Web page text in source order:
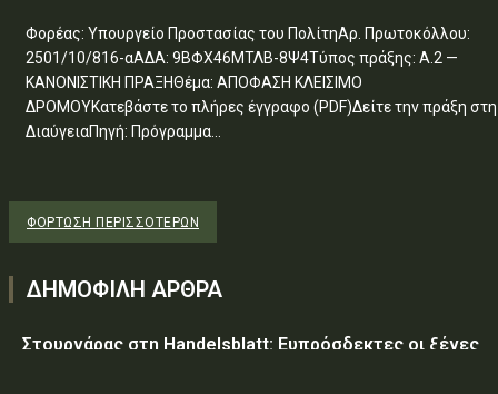
Φορέας: Υπουργείο Προστασίας του ΠολίτηΑρ. Πρωτοκόλλου:
2501/10/816-αΑΔΑ: 9ΒΦΧ46ΜΤΛΒ-8Ψ4Τύπος πράξης: Α.2 —
ΚΑΝΟΝΙΣΤΙΚΗ ΠΡΑΞΗΘέμα: ΑΠΟΦΑΣΗ ΚΛΕΙΣΙΜΟ
ΔΡΟΜΟΥΚατεβάστε το πλήρες έγγραφο (PDF)Δείτε την πράξη στη
ΔιαύγειαΠηγή: Πρόγραμμα...
ΦΌΡΤΩΣΗ ΠΕΡΙΣΣΟΤΈΡΩΝ
ΔΗΜΟΦΙΛΗ ΑΡΘΡΑ
Στουρνάρας στη Handelsblatt: Ευπρόσδεκτες οι ξένες